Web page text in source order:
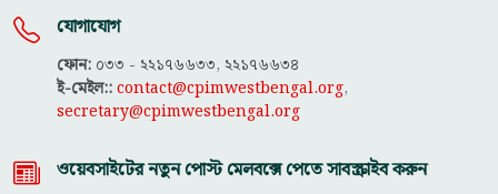
যোগাযোগ
ফোন: ০৩৩ - ২২১৭৬৬৩৩, ২২১৭৬৬৩৪
ই-মেইল::contact@cpimwestbengal.org,
secretary@cpimwestbengal.org
ওয়েবসাইটের নতুন পোস্ট মেলবক্সে পেতে সাবস্ক্রাইব করুন